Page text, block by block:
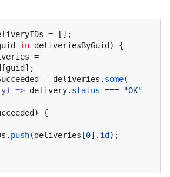
= [];
in deliveriesByGuid) {
=
= deliveries. some(
) => delivery. status ===
"OK"
{
push(deliveries[0]. id );